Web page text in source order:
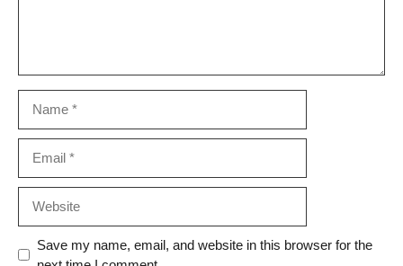
Save my name, email, and website in this browser for the